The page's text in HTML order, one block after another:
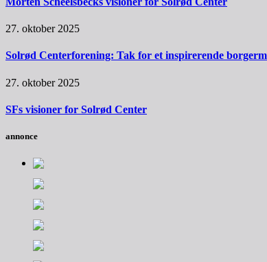
27. oktober 2025
Solrød Centerforening: Tak for et inspirerende
27. oktober 2025
SFs visioner for Solrød Center
annonce